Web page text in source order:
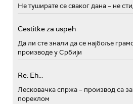
Не туширате се сваког дана – не
Cestitke za uspeh
Да ли сте знали да се најбоље
производе у Србији
Re: Eh...
Лесковачка спржа – производ са
пореклом